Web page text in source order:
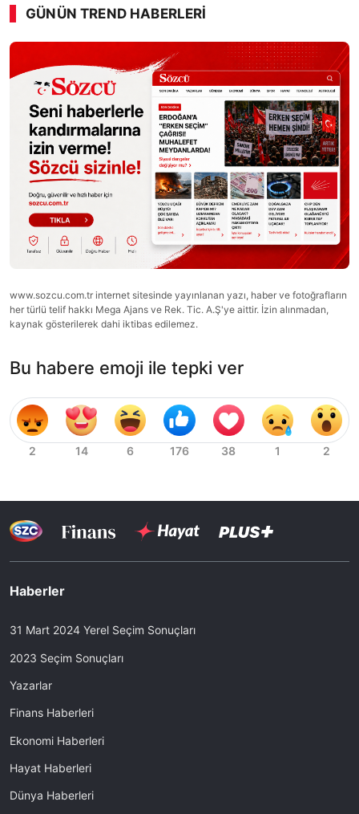
GÜNÜN TREND HABERLERI
www.sozcu.com.tr internet sitesinde yayınlanan yazı, haber ve fotoğrafların
her türlü telif hakkı Mega Ajans ve Rek. Tic. A.Ş'ye aittir. İzin alınmadan,
kaynak gösterilerek dahi iktibas edilemez.
Bu habere emoji ile tepki ver
Haberler
31 Mart 2024 Yerel Seçim Sonuçları
2023 Seçim Sonuçları
Yazarlar
Finans Haberleri
Ekonomi Haberleri
Hayat Haberleri
Dünya Haberleri